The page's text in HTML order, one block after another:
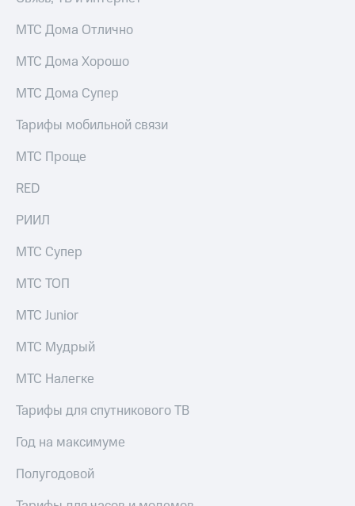
МТС Дома Отлично
МТС Дома Хорошо
МТС Дома Супер
Тарифы мобильной связи
МТС Проще
RED
РИИЛ
МТС Супер
МТС ТОП
МТС Junior
МТС Мудрый
МТС Налегке
Тарифы для спутникового ТВ
Год на максимуме
Полугодовой